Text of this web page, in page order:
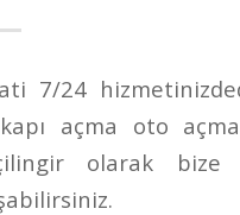
7/24
açma oto
olarak bize